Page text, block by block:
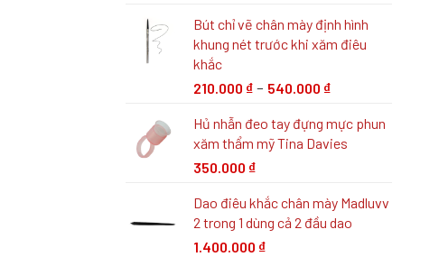
Bút chỉ vẽ chân mày định hình
khung nét trước khi xăm điêu
khắc
210.000 ₫ – 540.000 ₫
Hủ nhẫn đeo tay đựng mực phun
xăm thẩm mỹ Tina Davies
350.000 ₫
Dao điêu khắc chân mày Madluvv
2 trong 1 dùng cả 2 đầu dao
1.400.000 ₫